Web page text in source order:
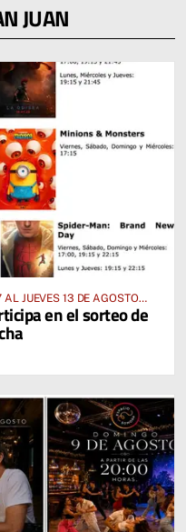
JUAN
JUEVES 13 DE AGOSTO
en el sorteo de